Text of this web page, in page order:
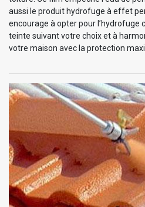
aussi le produit hydrofuge à effet
encourage à opter pour l’hydrofuge
teinte suivant votre choix et à
votre maison avec la protection